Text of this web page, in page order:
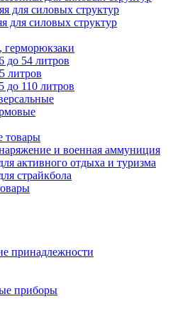
для силовых структур
для силовых структур
герморюкзаки
до 54 литров
литров
до 110 литров
товары
и военная аммуниция
активного отдыха и туризма
страйкбола
принадлежности
приборы